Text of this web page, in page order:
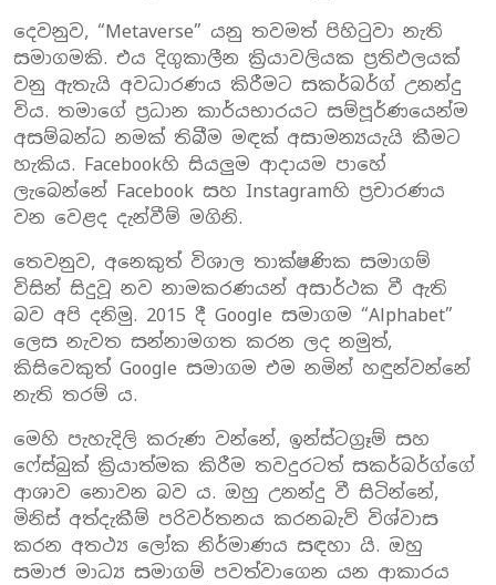
දෙවනුව, “Metaverse” යනු තවමත් පිහිටුවා නැති
සමාගමකි. එය දිගුකාලීන ක්‍රියාවලියක ප්‍රතිඵලයක්
වනු ඇතැයි අවධාරණය කිරීමට සකර්බර්ග් උනන්දු
විය. තමාගේ ප්‍රධාන කාර්යභාරයට සම්පූර්ණයෙන්ම
අසම්බන්ධ නමක් තිබීම මඳක් අසාමන්‍යයැයි කීමට
හැකිය. Facebookහි සියලුම ආදායම පාහේ
ලැබෙන්නේ Facebook සහ Instagramහි ප්‍රචාරණය
වන වෙළද දැන්වීම් මගිනි.
තෙවනුව, අනෙකුත් විශාල තාක්ෂණික සමාගම්
විසින් සිදුවූ නව නාමකරණයන් අසාර්ථක වී ඇති
බව අපි දනිමු. 2015 දී Google සමාගම “Alphabet”
ලෙස නැවත සන්නාමගත කරන ලද නමුත්,
කිසිවෙකුත් Google සමාගම එම නමින් හඳුන්වන්නේ
නැති තරම් ය.
මෙහි පැහැදිලි කරුණ වන්නේ, ඉන්ස්ටග්‍රෑම් සහ
ෆේස්බුක් ක්‍රියාත්මක කිරීම තවදුරටත් සකර්බර්ග්ගේ
ආශාව නොවන බව ය. ඔහු උනන්දු වී සිටින්නේ,
මිනිස් අත්දැකීම් පරිවර්තනය කරනබැව් විශ්වාස
කරන අතථ්‍ය ලෝක නිර්මාණය සඳහා යි. ඔහු
සමාජ මාධ්‍ය සමාගම් පවත්වාගෙන යන ආකාරය